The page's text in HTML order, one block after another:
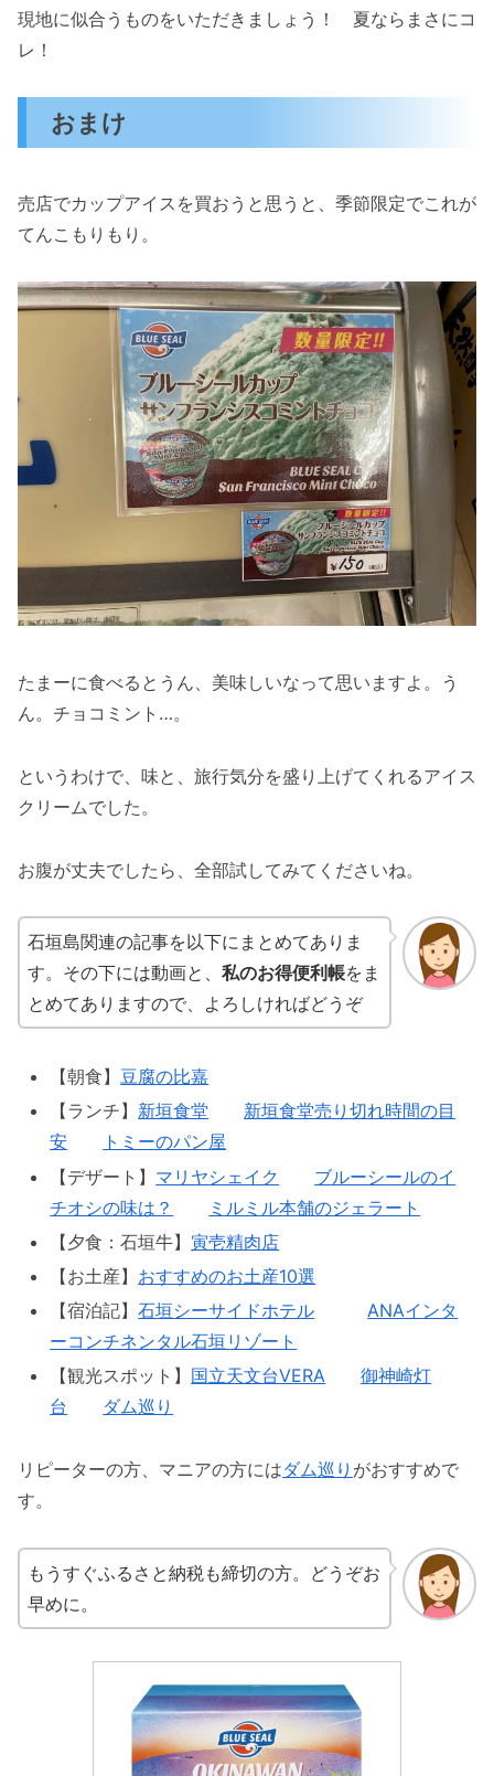
現地に似合うものをいただきましょう！ 夏ならまさにコ
レ！
おまけ
売店でカップアイスを買おうと思うと、季節限定でこれが
てんこもりもり。
たまーに食べるとうん、美味しいなって思いますよ。う
ん。チョコミント…。
というわけで、味と、旅行気分を盛り上げてくれるアイス
クリームでした。
お腹が丈夫でしたら、全部試してみてくださいね。
石垣島関連の記事を以下にまとめてありま
す。その下には動画と、 私のお得便利帳をま
とめてありますので、よろしければどうぞ
【朝食】豆腐の比嘉
【ランチ】 新垣食堂
新垣食堂売り切れ時間の目
安
トミーのパン屋
【デザート】 マリヤシェイク
ブルーシールのイ
チオシの味は？
ミルミル本舗のジェラート
【夕食：石垣牛】 寅壱精肉店
【お土産】 おすすめのお土産10選
【宿泊記】石垣シーサイドホテル
ANAインタ
ーコンチネンタル石垣リゾート
【観光スポット】 国立天文台VERA
御神崎灯
台
ダム巡り
リピーターの方、マニアの方にはダム巡り がおすすめで
す。
もうすぐふるさと納税も締切の方。どうぞお
早めに。